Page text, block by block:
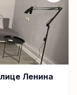
Ленина